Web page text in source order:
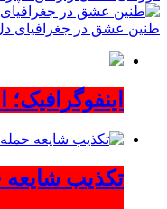
طنین عشق در جغرافیای
اینفوگرافیک؛ اعزام ۲۱ هزار زائر اربعین
تکذیب شایعه